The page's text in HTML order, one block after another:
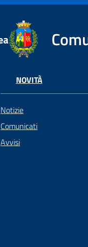
NOVITÀ
Notizie
Comunicati
Avvisi